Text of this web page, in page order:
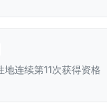
地连续第11次获得资格